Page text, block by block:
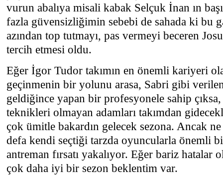
vurun abalıya misali kabak Selçuk İnan ın
fazla güvensizliğimin sebebi de sahada ki bu
azından top tutmayı, pas vermeyi beceren
tercih etmesi oldu.
Eğer İgor Tudor takımın en önemli kariyeri
geçinmenin bir yolunu arasa, Sabri gibi
geldiğince yapan bir profesyonele sahip
teknikleri olmayan adamları takımdan
çok ümitle bakardın gelecek sezona. Ancak
defa kendi seçtiği tarzda oyuncularla önemli
antreman fırsatı yakalıyor. Eğer bariz hatalar
çok daha iyi bir sezon beklentim var.